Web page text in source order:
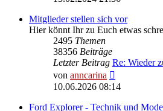
Mitglieder stellen sich vor
Hier könnt Ihr zu Euch etwas
2495 Themen
38356 Beiträge
Letzter Beitrag Re: Wieder
von anncarina
Beitrag
10.06.2026 08:14
Ford Explorer - Technik und